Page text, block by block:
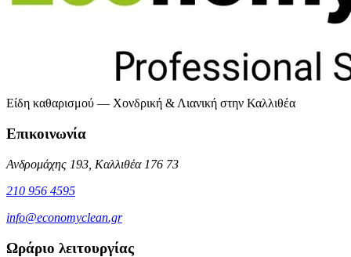
Είδη καθαρισμού — Χονδρική & Λιανική στην Καλλιθέα
Επικοινωνία
Ανδρομάχης 193, Καλλιθέα 176 73
210 956 4595
info@economyclean.gr
Ωράριο λειτουργίας